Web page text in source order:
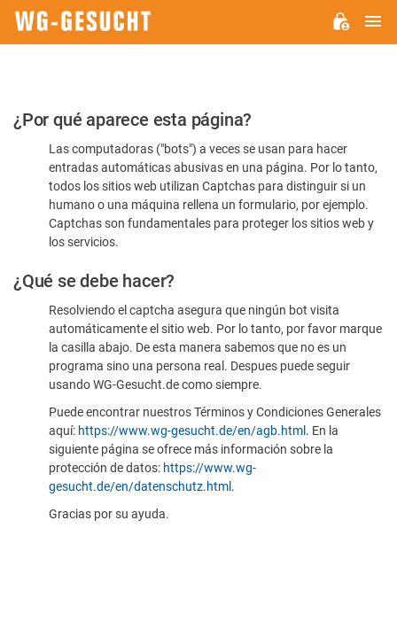
Por
favor,
confirme
humano
¿Por qué aparece esta página?
Las computadoras ("bots") a veces se usan para hacer
entradas automáticas abusivas en una página. Por lo tanto,
todos los sitios web utilizan Captchas para distinguir si un
humano o una máquina rellena un formulario, por ejemplo.
Captchas son fundamentales para proteger los sitios web y
los servicios.
¿Qué se debe hacer?
Resolviendo el captcha asegura que ningún bot visita
automáticamente el sitio web. Por lo tanto, por favor marque
la casilla abajo. De esta manera sabemos que no es un
programa sino una persona real. Despues puede seguir
usando WG-Gesucht.de como siempre.
Puede encontrar nuestros Términos y Condiciones Generales
aquí: https://www.wg-gesucht.de/en/agb.html . En la
siguiente página se ofrece más información sobre la
protección de datos: https://www.wg-
gesucht.de/en/datenschutz.html .
Gracias por su ayuda.